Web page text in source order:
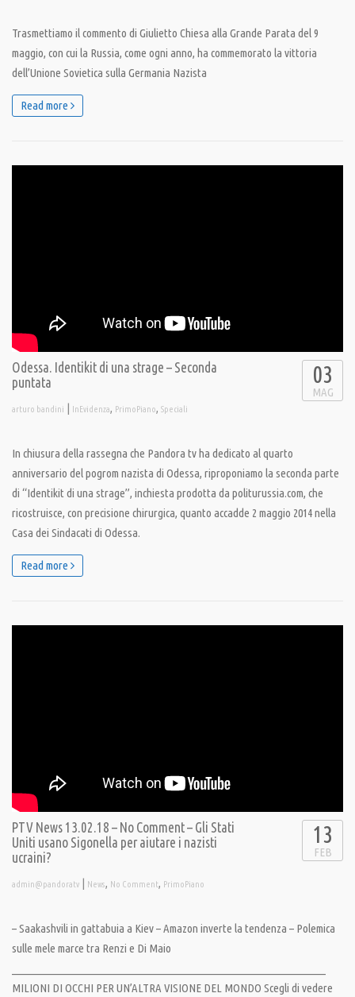
Trasmettiamo il commento di Giulietto Chiesa alla Grande Parata del 9
maggio, con cui la Russia, come ogni anno, ha commemorato la vittoria
dell’Unione Sovietica sulla Germania Nazista
Read more
Odessa. Identikit di una strage – Seconda
puntata
arturo bandini | InEvidenza, PrimoPiano, Speciali
03
MAG
In chiusura della rassegna che Pandora tv ha dedicato al quarto
anniversario del pogrom nazista di Odessa, riproponiamo la seconda parte
di “Identikit di una strage”, inchiesta prodotta da politurussia.com, che
ricostruisce, con precisione chirurgica, quanto accadde 2 maggio 2014 nella
Casa dei Sindacati di Odessa.
Read more
PTV News 13.02.18 – No Comment – Gli Stati
Uniti usano Sigonella per aiutare i nazisti
ucraini?
admin@pandoratv | News, No Comment, PrimoPiano
13
FEB
– Saakashvili in gattabuia a Kiev – Amazon inverte la tendenza – Polemica
sulle mele marce tra Renzi e Di Maio
MILIONI DI OCCHI PER UN’ALTRA VISIONE DEL MONDO Scegli di vedere